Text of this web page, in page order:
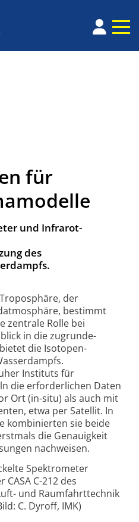
für
und Infrarot-
des
der
bestimmt
zentrale Rolle bei
in die zugrunde­
die Isotopen­
Instituts für
die erforderlichen Daten
Ort (in-situ) als auch mit
etwa per Satellit. In
kombinierten sie beide
die Genauigkeit
nachweisen.
Spektrometer
CASA C-212 des
und Raumfahrttechnik
C. Dyroff, IMK)